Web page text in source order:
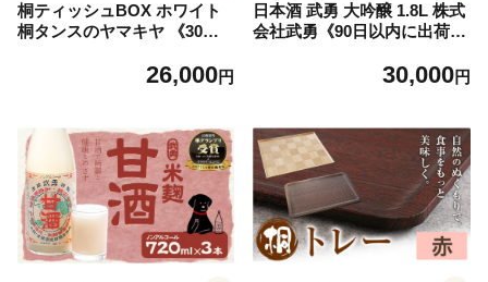
桐ティッシュBOX ホワイト
桐タンスのヤマキヤ 《30日
く)》工芸品 桐 ティッシュB
26,000円
日本酒 武勇 大吟醸 1.8L 株式
会社武勇《90日以内に出荷予
晩酌 家飲み アルコール 酒 結
30,000円